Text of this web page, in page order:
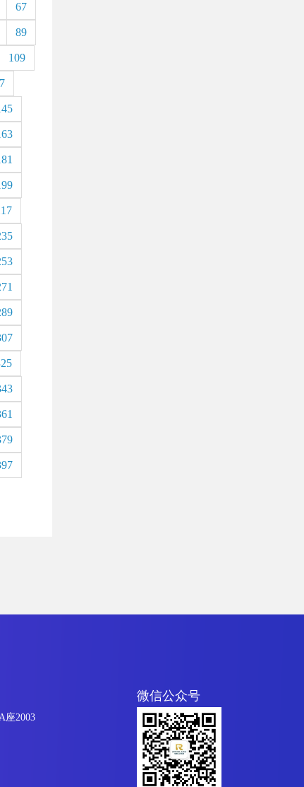
67
89
109
座2003
微信公众号